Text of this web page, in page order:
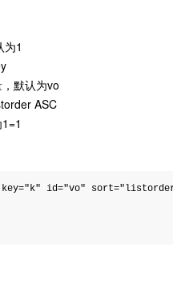
为1
默认为vo
ASC
id="vo" sort="listorder